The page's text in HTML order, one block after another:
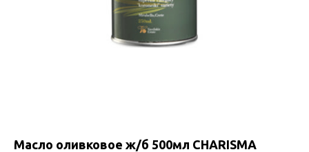
Масло оливковое ж/б 500мл CHARISMA